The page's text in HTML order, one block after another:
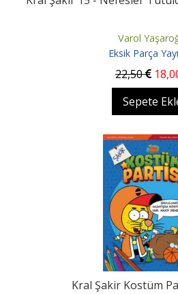
Varol
Eksik Parça
22,50 18
Sepete
Kral Şakir Kostüm